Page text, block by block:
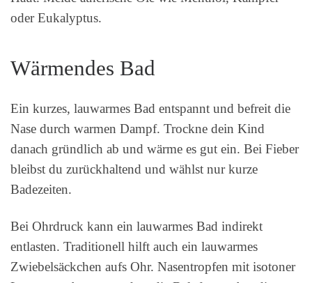
oder Eukalyptus.
Wärmendes Bad
Ein kurzes, lauwarmes Bad entspannt und befreit die
Nase durch warmen Dampf. Trockne dein Kind
danach gründlich ab und wärme es gut ein. Bei Fieber
bleibst du zurückhaltend und wählst nur kurze
Badezeiten.
Bei Ohrdruck kann ein lauwarmes Bad indirekt
entlasten. Traditionell hilft auch ein lauwarmes
Zwiebelsäckchen aufs Ohr. Nasentropfen mit isotoner